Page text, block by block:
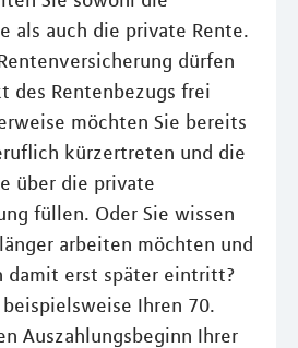
als auch die private Rente.
dürfen
des Rentenbezugs frei
möchten Sie bereits
kürzertreten und die
über die private
füllen. Oder Sie wissen
arbeiten möchten und
damit erst später eintritt?
Ihren 70.
Auszahlungsbeginn Ihrer